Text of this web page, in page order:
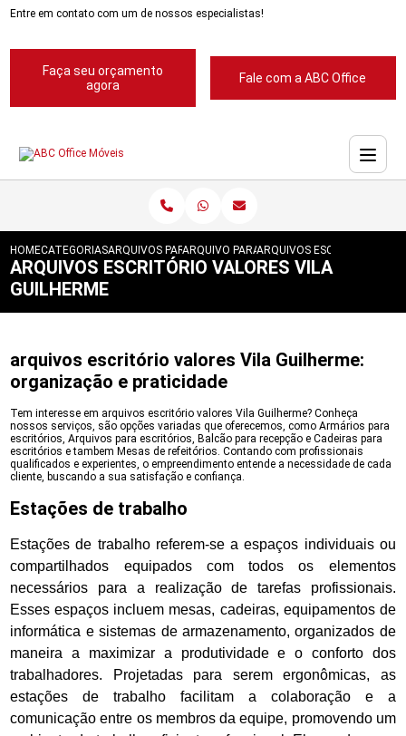
Entre em contato com um de nossos especialistas!
Faça seu orçamento
agora
Fale com a ABC Office
HOMECATEGORIASARQUIVOS PARA ESCRITORIOS
ARQUIVO PARA ESCRITORIOS PASTA
ARQUIVOS ESCRITORIO
ARQUIVOS ESCRITÓRIO VALORES VILA
GUILHERME
arquivos escritório valores Vila Guilherme:
organização e praticidade
Tem interesse em arquivos escritório valores Vila Guilherme? Conheça
nossos serviços, são opções variadas que oferecemos, como Armários para
escritórios, Arquivos para escritórios, Balcão para recepção e Cadeiras para
escritórios e tambem Mesas de refeitórios. Contando com profissionais
qualificados e experientes, o empreendimento entende a necessidade de cada
cliente, buscando a sua satisfação e confiança.
Estações de trabalho
Estações de trabalho referem-se a espaços individuais ou
compartilhados equipados com todos os elementos
necessários para a realização de tarefas profissionais.
Esses espaços incluem mesas, cadeiras, equipamentos de
informática e sistemas de armazenamento, organizados de
maneira a maximizar a produtividade e o conforto dos
trabalhadores. Projetadas para serem ergonômicas, as
estações de trabalho facilitam a colaboração e a
comunicação entre os membros da equipe, promovendo um